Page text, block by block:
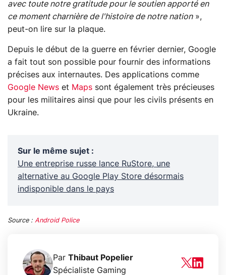
avec toute notre gratitude pour le soutien apporté en
ce moment charnière de l'histoire de notre nation»,
peut-on lire sur la plaque.
Depuis le début de la guerre en février dernier, Google
a fait tout son possible pour fournir des informations
précises aux internautes. Des applications comme
Google News et Maps sont également très précieuses
pour les militaires ainsi que pour les civils présents en
Ukraine.
Sur le même sujet :
Une entreprise russe lance RuStore, une
alternative au Google Play Store désormais
indisponible dans le pays
Source : Android Police
Par Thibaut Popelier
Spécialiste Gaming